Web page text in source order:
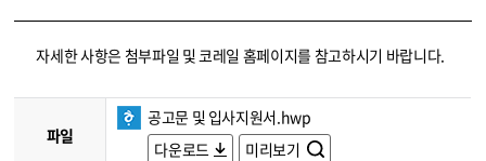
코레일소개_경영공시_채용공고 상세보기 – 내용, 파일, 담당자 연락처로 구성
자세한 사항은 첨부파일 및 코레일 홈페이지를 참고하시기 바랍니다.
파일
공고문 및 입사지원서.hwp
다운로드
미리보기